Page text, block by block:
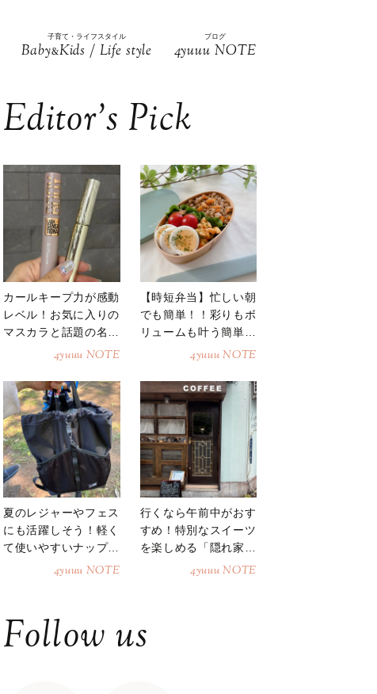
子育て・ライフスタイル
Baby&Kids / Life style
ブログ
4yuuu NOTE
Editor’s Pick
カールキープ力が感動
レベル！お気に入りの
マスカラと話題の名品
4yuuu NOTE
【時短弁当】忙しい朝
でも簡単！！彩りもボ
リュームも叶う簡単そ
4yuuu NOTE
夏のレジャーやフェス
にも活躍しそう！軽く
て使いやすいナップサ
4yuuu NOTE
行くなら午前中がおす
すめ！特別なスイーツ
を楽しめる「隠れ家カ
4yuuu NOTE
Follow us